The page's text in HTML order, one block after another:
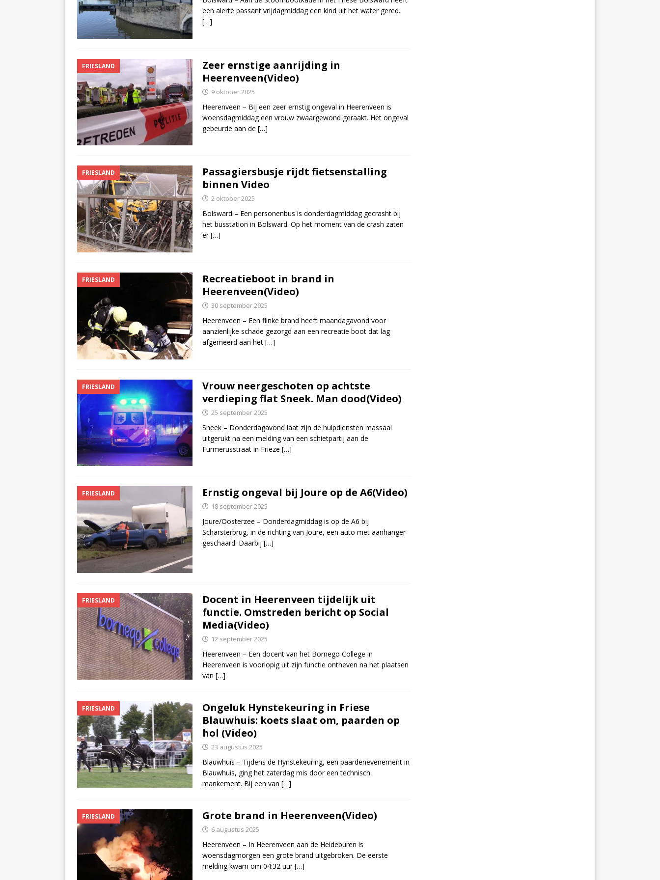
een alerte passant vrijdagmiddag een kind uit het water gered.
[…]
FRIESLAND
Zeer ernstige aanrijding in
Heerenveen(Video)
9 oktober 2025
Heerenveen – Bij een zeer ernstig ongeval in Heerenveen is
woensdagmiddag een vrouw zwaargewond geraakt. Het ongeval
gebeurde aan de […]
FRIESLAND
Passagiersbusje rijdt fietsenstalling
binnen Video
2 oktober 2025
Bolsward – Een personenbus is donderdagmiddag gecrasht bij
het busstation in Bolsward. Op het moment van de crash zaten
er[…]
FRIESLAND
Recreatieboot in brand in
Heerenveen(Video)
30 september 2025
Heerenveen – Een flinke brand heeft maandagavond voor
aanzienlijke schade gezorgd aan een recreatie boot dat lag
afgemeerd aan het […]
FRIESLAND
Vrouw neergeschoten op achtste
verdieping flat Sneek. Man dood(Video)
25 september 2025
Sneek – Donderdagavond laat zijn de hulpdiensten massaal
uitgerukt na een melding van een schietpartij aan de
Furmerusstraat in Frieze […]
FRIESLAND Ernstig ongeval bij Joure op de A6(Video)
18 september 2025
Joure/Oosterzee – Donderdagmiddag is op de A6 bij
Scharsterbrug, in de richting van Joure, een auto met aanhanger
geschaard. Daarbij […]
FRIESLAND
Docent in Heerenveen tijdelijk uit
functie. Omstreden bericht op Social
Media(Video)
12 september 2025
Heerenveen – Een docent van het Bornego College in
Heerenveen is voorlopig uit zijn functie ontheven na het plaatsen
van […]
FRIESLAND
Ongeluk Hynstekeuring in Friese
Blauwhuis: koets slaat om, paarden op
hol (Video)
23 augustus 2025
Blauwhuis – Tijdens de Hynstekeuring, een paardenevenement in
Blauwhuis, ging het zaterdag mis door een technisch
mankement. Bij een van […]
FRIESLAND Grote brand in Heerenveen(Video)
6 augustus 2025
Heerenveen – In Heerenveen aan de Heideburen is
woensdagmorgen een grote brand uitgebroken. De eerste
melding kwam om 04:32 uur[…]